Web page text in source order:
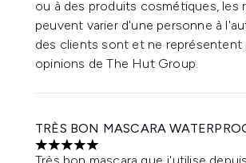
ou à des produits cosmétiques, les
peuvent varier d'une personne à
des clients sont et ne représentent
opinions de The Hut Group.
TRÈS BON MASCARA
5 étoiles sur un maximum de 5